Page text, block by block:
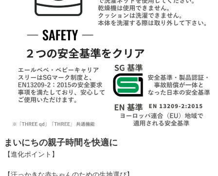
まいにちの親子時間を快適に
【進化ポイント】